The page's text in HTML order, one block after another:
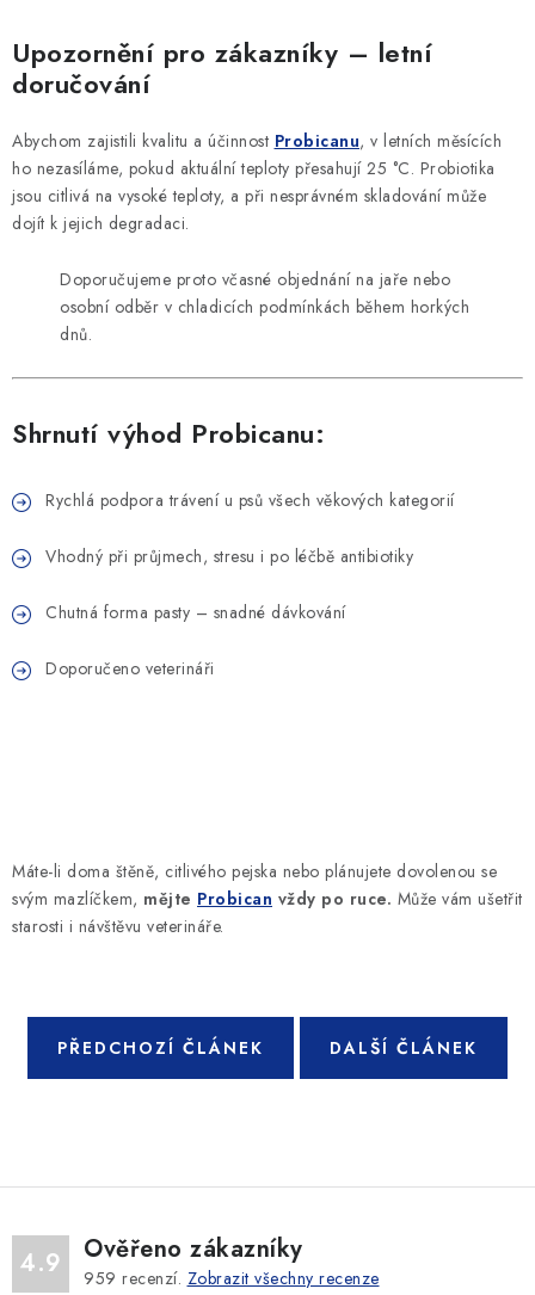
Upozornění pro zákazníky – letní
doručování
Abychom zajistili kvalitu a účinnost Probicanu, v letních měsících
ho nezasíláme, pokud aktuální teploty přesahují 25 °C. Probiotika
jsou citlivá na vysoké teploty, a při nesprávném skladování může
dojít k jejich degradaci.
Doporučujeme proto včasné objednání na jaře nebo
osobní odběr v chladicích podmínkách během horkých
dnů.
Shrnutí výhod Probicanu:
Rychlá podpora trávení u psů všech věkových kategorií
Vhodný při průjmech, stresu i po léčbě antibiotiky
Chutná forma pasty – snadné dávkování
Doporučeno veterináři
Máte-li doma štěně, citlivého pejska nebo plánujete dovolenou se
svým mazlíčkem, mějte Probican vždy po ruce. Může vám ušetřit
starosti i návštěvu veterináře.
PŘEDCHOZÍ ČLÁNEK DALŠÍ ČLÁNEK
4.9 Ověřeno zákazníky
959 recenzí. Zobrazit všechny recenze